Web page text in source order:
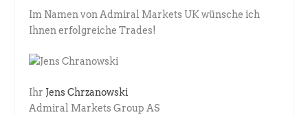
Im Namen von Admiral Markets UK wünsche ich
Ihnen erfolgreiche Trades!
Ihr Jens Chrzanowski
Admiral Markets Group AS